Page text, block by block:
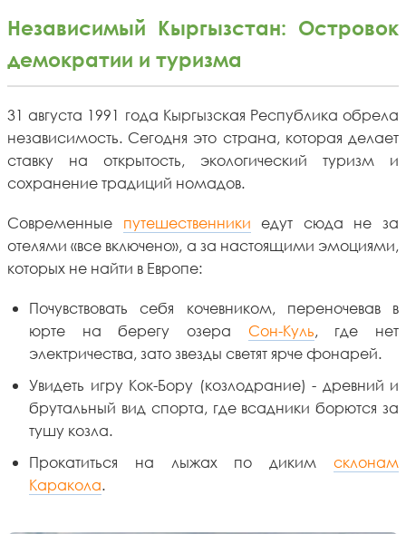
Независимый Кыргызстан: Островок
демократии и туризма
31 августа 1991 года Кыргызская Республика обрела
независимость. Сегодня это страна, которая делает
ставку на открытость, экологический туризм и
сохранение традиций номадов.
Современные путешественники едут сюда не за
отелями «все включено», а за настоящими эмоциями,
которых не найти в Европе:
Почувствовать себя кочевником, переночевав в
юрте на берегу озера Сон-Куль, где нет
электричества, зато звезды светят ярче фонарей.
Увидеть игру Кок-Бору (козлодрание) - древний и
брутальный вид спорта, где всадники борются за
тушу козла.
Прокатиться на лыжах по диким склонам
Каракола.